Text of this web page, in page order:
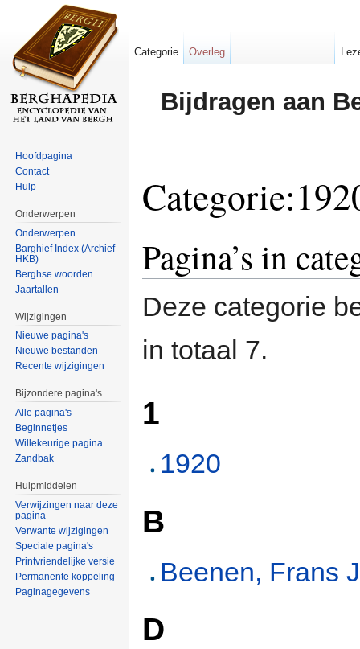
Bijdragen aan
Pagina’s in
Deze categorie
in totaal 7.
1
1920
B
Beenen, Frans
D
Categorie Overleg
Hoofdpagina
Contact
Hulp
Onderwerpen
Onderwerpen
Barghief Index (Archief
HKB)
Berghse woorden
Jaartallen
Wijzigingen
Nieuwe pagina's
Nieuwe bestanden
Recente wijzigingen
Bijzondere pagina's
Alle pagina's
Beginnetjes
Willekeurige pagina
Zandbak
Hulpmiddelen
Verwijzingen naar deze
pagina
Verwante wijzigingen
Speciale pagina's
Printvriendelijke versie
Permanente koppeling
Paginagegevens